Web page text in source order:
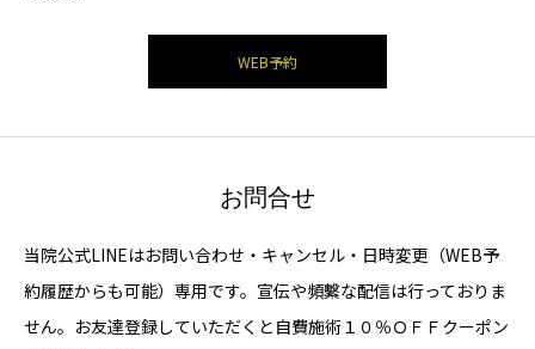
WEB予約
お問合せ
当院公式LINEはお問い合わせ・キャンセル・日時変更（WEB予
約履歴からも可能）専用です。宣伝や頻繫な配信は行っておりま
せん。お友達登録していただくと自費施術１０％ＯＦＦクーポン